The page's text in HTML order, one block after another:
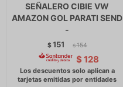
SEÑALERO CIBIE VW
AMAZON GOL PARATI SEND
-
$151 $ 154
$ 128